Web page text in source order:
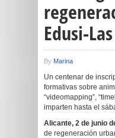
Edusi-
By Marina
Un centenar de
formativas sobre
“videomapping”,
imparten hasta el
Alicante, 2 de junio
de regeneración